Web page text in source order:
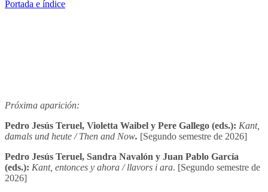
Portada e índice
Próxima aparición:
Pedro Jesús Teruel, Violetta Waibel y Pere Gallego (eds.): Kant,
damals und heute / Then and Now. [Segundo semestre de 2026]
Pedro Jesús Teruel, Sandra Navalón y Juan Pablo García
(eds.): Kant, entonces y ahora / llavors i ara. [Segundo semestre de
2026]